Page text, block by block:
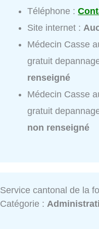
Téléphone :
Site internet :
Médecin Casse
gratuit
renseigné
Médecin Casse
gratuit
non renseigné
Service cantonal de la
Catégorie :